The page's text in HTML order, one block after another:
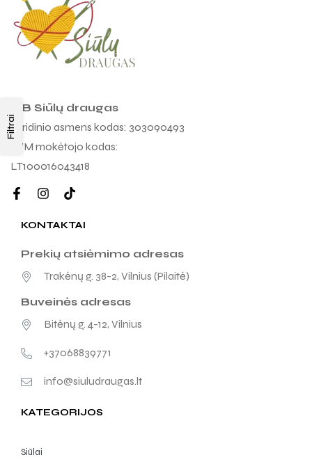
Filtrai
MB Siūlų draugas
Juridinio asmens kodas: 303090493
PVM mokėtojo kodas:
LT100016043418
KONTAKTAI
Prekių atsiėmimo adresas
Trakėnų g. 38-2, Vilnius (Pilaitė)
Buveinės adresas
Bitėnų g. 4-12, Vilnius
+37068839771
info@siuludraugas.lt
KATEGORIJOS
Siūlai